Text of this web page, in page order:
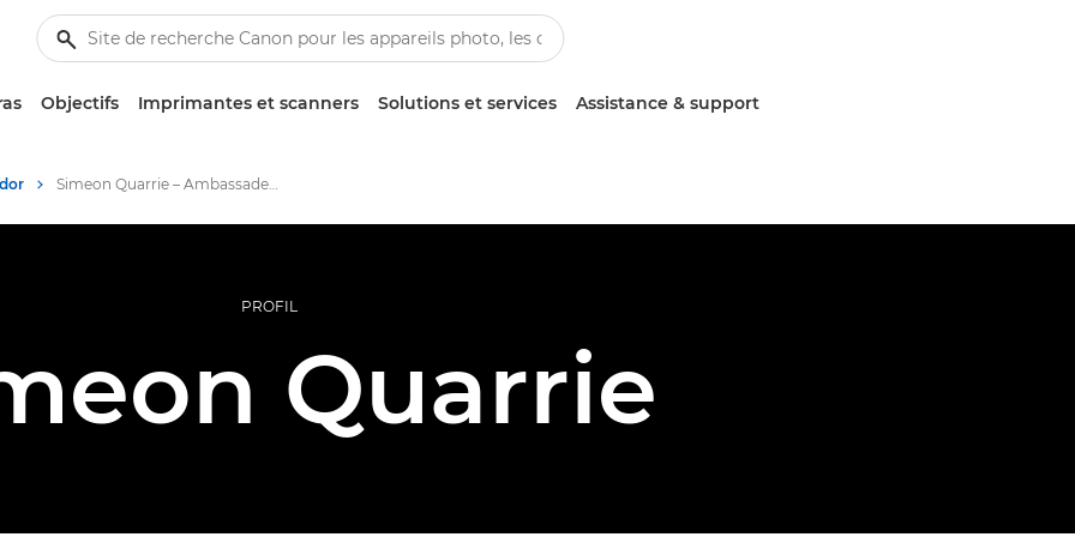
Objectifs Imprimantes et scanners Solutions et services Assistance & support
Simeon Quarrie – Ambassadeurs Canon
PROFIL
Quarrie